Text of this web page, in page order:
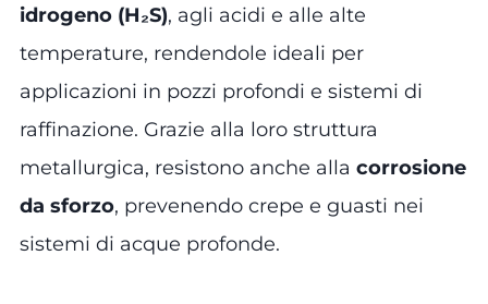
idrogeno (H₂S), agli acidi e alle alte
temperature, rendendole ideali per
applicazioni in pozzi profondi e sistemi di
raffinazione. Grazie alla loro struttura
metallurgica, resistono anche alla corrosione
da sforzo, prevenendo crepe e guasti nei
sistemi di acque profonde.